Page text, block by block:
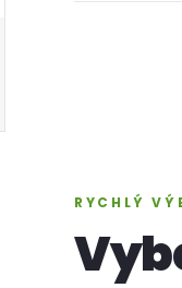
RYCHLÝ